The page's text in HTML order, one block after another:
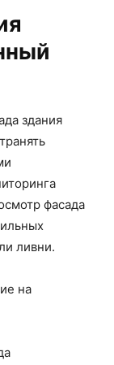
здания
фасада
ливни.
на